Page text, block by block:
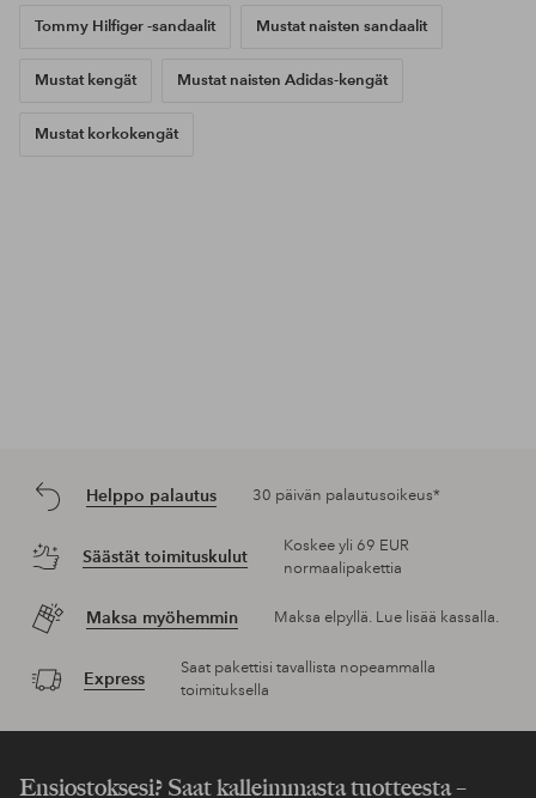
Tommy Hilfiger -sandaalit Mustat naisten sandaalit
Mustat kengät Mustat naisten Adidas-kengät
Mustat korkokengät
Helppo palautus 30 päivän palautusoikeus*
Säästät toimituskulut
Koskee yli 69 EUR
normaalipakettia
Maksa myöhemmin Maksa elpyllä. Lue lisää kassalla.
Express
Saat pakettisi tavallista nopeammalla
toimituksella
Ensiostoksesi? Saat kalleimmasta tuotteesta –